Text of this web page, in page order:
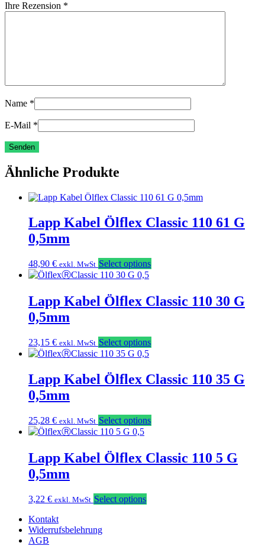
Ihre Rezension *
Name *
E-Mail *
Ähnliche Produkte
Lapp Kabel Ölflex Classic 110 61 G
0,5mm
48,90 € exkl. MwSt Select options
Lapp Kabel Ölflex Classic 110 30 G
0,5mm
23,15 € exkl. MwSt Select options
Lapp Kabel Ölflex Classic 110 35 G
0,5mm
25,28 € exkl. MwSt Select options
Lapp Kabel Ölflex Classic 110 5 G
0,5mm
3,22 € exkl. MwSt Select options
Kontakt
Widerrufsbelehrung
AGB